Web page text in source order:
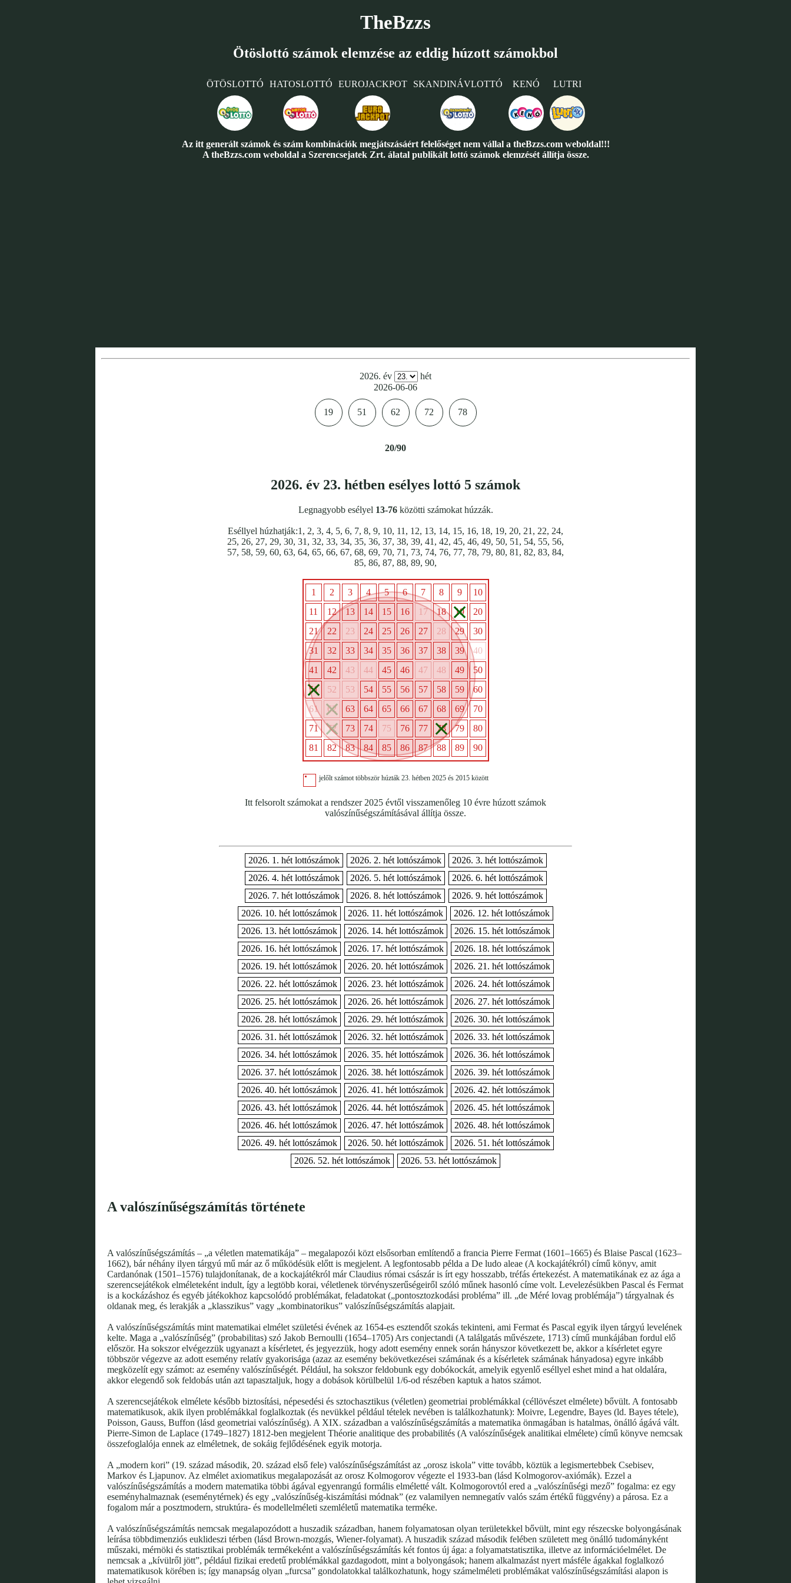
TheBzzs
Ötöslottó számok elemzése az eddig húzott számokbol
ÖTÖSLOTTÓ HATOSLOTTÓ EUROJACKPOT SKANDINÁVLOTTÓ KENÓ LUTRI
Az itt generált számok és szám kombinációk megjátszásáért felelőséget nem vállal a theBzzs.com weboldal!!!
A theBzzs.com weboldal a Szerencsejatek Zrt. álatal publikált lottó számok elemzését állítja össze.
2026. év
hét
2026-06-06
19 51 62 72 78
20/90
2026. év 23. hétben esélyes lottó 5 számok
Legnagyobb esélyel 13-76közötti számokat húzzák.
Eséllyel húzhatják:1, 2, 3, 4, 5, 6, 7, 8, 9, 10, 11, 12, 13, 14, 15, 16, 18, 19, 20, 21, 22, 24,
25, 26, 27, 29, 30, 31, 32, 33, 34, 35, 36, 37, 38, 39, 41, 42, 45, 46, 49, 50, 51, 54, 55, 56,
57, 58, 59, 60, 63, 64, 65, 66, 67, 68, 69, 70, 71, 73, 74, 76, 77, 78, 79, 80, 81, 82, 83, 84,
85, 86, 87, 88, 89, 90,
1 2 3 4 5 6 7 8 9
10
11
12 13 14 15 16 17 18 19
20
21
22 23 24 25 26 27 28 29
30
31
32 33 34 35 36 37 38 39
40
41
42 43 44 45 46 47 48 49
50
51
52 53 54 55 56 57 58 59
60
61
62 63 64 65 66 67 68 69
70
71
72 73 74 75 76 77 78 79
80
81
82 83 84 85 86 87 88 89 90
jelőlt számot többször húzták 23. hétben 2025 és 2015 között
Itt felsorolt számokat a rendszer 2025 évtől visszamenőleg 10 évre húzott számok
valószínűségszámításával állítja össze.
2026. 1. hét lottószámok 2026. 2. hét lottószámok
2026. 3. hét lottószámok
2026. 4. hét lottószámok
2026. 5. hét lottószámok
2026. 6. hét lottószámok
2026. 7. hét lottószámok
2026. 8. hét lottószámok
2026. 9. hét lottószámok
2026. 10. hét lottószámok
2026. 11. hét lottószámok
2026. 12. hét lottószámok
2026. 13. hét lottószámok
2026. 14. hét lottószámok
2026. 15. hét lottószámok
2026. 16. hét lottószámok
2026. 17. hét lottószámok
2026. 18. hét lottószámok
2026. 19. hét lottószámok
2026. 20. hét lottószámok
2026. 21. hét lottószámok
2026. 22. hét lottószámok
2026. 23. hét lottószámok
2026. 24. hét lottószámok
2026. 25. hét lottószámok
2026. 26. hét lottószámok
2026. 27. hét lottószámok
2026. 28. hét lottószámok
2026. 29. hét lottószámok
2026. 30. hét lottószámok
2026. 31. hét lottószámok
2026. 32. hét lottószámok
2026. 33. hét lottószámok
2026. 34. hét lottószámok
2026. 35. hét lottószámok
2026. 36. hét lottószámok
2026. 37. hét lottószámok
2026. 38. hét lottószámok
2026. 39. hét lottószámok
2026. 40. hét lottószámok
2026. 41. hét lottószámok
2026. 42. hét lottószámok
2026. 43. hét lottószámok
2026. 44. hét lottószámok
2026. 45. hét lottószámok
2026. 46. hét lottószámok
2026. 47. hét lottószámok
2026. 48. hét lottószámok
2026. 49. hét lottószámok
2026. 50. hét lottószámok
2026. 51. hét lottószámok
2026. 52. hét lottószámok
2026. 53. hét lottószámok
A valószínűségszámítás története
A valószínűségszámítás – „a véletlen matematikája” – megalapozói közt elsősorban említendő a francia Pierre Fermat (1601–1665) és Blaise Pascal (1623–
1662), bár néhány ilyen tárgyú mű már az ő működésük előtt is megjelent. A legfontosabb példa a De ludo aleae (A kockajátékról) című könyv, amit
Cardanónak (1501–1576) tulajdonítanak, de a kockajátékról már Claudius római császár is írt egy hosszabb, tréfás értekezést. A matematikának ez az ága a
szerencsejátékok elméleteként indult, így a legtöbb korai, véletlenek törvényszerűségeiről szóló műnek hasonló címe volt. Levelezésükben Pascal és Fermat
is a kockázáshoz és egyéb játékokhoz kapcsolódó problémákat, feladatokat („pontosztozkodási probléma” ill. „de Méré lovag problémája”) tárgyalnak és
oldanak meg, és lerakják a „klasszikus” vagy „kombinatorikus” valószínűségszámítás alapjait.
A valószínűségszámítás mint matematikai elmélet születési évének az 1654-es esztendőt szokás tekinteni, ami Fermat és Pascal egyik ilyen tárgyú levelének
kelte. Maga a „valószínűség” (probabilitas) szó Jakob Bernoulli (1654–1705) Ars conjectandi (A találgatás művészete, 1713) című munkájában fordul elő
először. Ha sokszor elvégezzük ugyanazt a kísérletet, és jegyezzük, hogy adott esemény ennek során hányszor következett be, akkor a kísérletet egyre
többször végezve az adott esemény relatív gyakorisága (azaz az esemény bekövetkezései számának és a kísérletek számának hányadosa) egyre inkább
megközelít egy számot: az esemény valószínűségét. Például, ha sokszor feldobunk egy dobókockát, amelyik egyenlő eséllyel eshet mind a hat oldalára,
akkor elegendő sok feldobás után azt tapasztaljuk, hogy a dobások körülbelül 1/6-od részében kaptuk a hatos számot.
A szerencsejátékok elmélete később biztosítási, népesedési és sztochasztikus (véletlen) geometriai problémákkal (céllövészet elmélete) bővült. A fontosabb
matematikusok, akik ilyen problémákkal foglalkoztak (és nevükkel például tételek nevében is találkozhatunk): Moivre, Legendre, Bayes (ld. Bayes tétele),
Poisson, Gauss, Buffon (lásd geometriai valószínűség). A XIX. században a valószínűségszámítás a matematika önmagában is hatalmas, önálló ágává vált.
Pierre-Simon de Laplace (1749–1827) 1812-ben megjelent Théorie analitique des probabilités (A valószínűségek analitikai elmélete) című könyve nemcsak
összefoglalója ennek az elméletnek, de sokáig fejlődésének egyik motorja.
A „modern kori” (19. század második, 20. század első fele) valószínűségszámítást az „orosz iskola” vitte tovább, köztük a legismertebbek Csebisev,
Markov és Ljapunov. Az elmélet axiomatikus megalapozását az orosz Kolmogorov végezte el 1933-ban (lásd Kolmogorov-axiómák). Ezzel a
valószínűségszámítás a modern matematika többi ágával egyenrangú formális elméletté vált. Kolmogorovtól ered a „valószínűségi mező” fogalma: ez egy
eseményhalmaznak (eseménytérnek) és egy „valószínűség-kiszámítási módnak” (ez valamilyen nemnegatív valós szám értékű függvény) a párosa. Ez a
fogalom már a posztmodern, struktúra- és modellelméleti szemléletű matematika terméke.
A valószínűségszámítás nemcsak megalapozódott a huszadik században, hanem folyamatosan olyan területekkel bővült, mint egy részecske bolyongásának
leírása többdimenziós euklideszi térben (lásd Brown-mozgás, Wiener-folyamat). A huszadik század második felében született meg önálló tudományként
műszaki, mérnöki és statisztikai problémák termékeként a valószínűségszámítás két fontos új ága: a folyamatstatisztika, illetve az információelmélet. De
nemcsak a „kívülről jött”, például fizikai eredetű problémákkal gazdagodott, mint a bolyongások; hanem alkalmazást nyert másféle ágakkal foglalkozó
matematikusok körében is; így manapság olyan „furcsa” gondolatokkal találkozhatunk, hogy számelméleti problémákat valószínűségszámítási alapon is